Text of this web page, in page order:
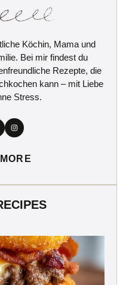
Köchin, Mama und
Bei mir findest du
Rezepte, die
kann – mit Liebe
Stress.